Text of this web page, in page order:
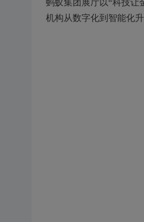
蚂蚁集团展厅以“科技让
机构从数字化到智能化升